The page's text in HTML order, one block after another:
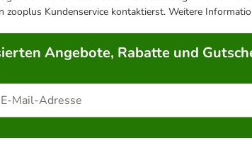
Kundenservice kontaktierst. Weitere
Angebote, Rabatte und